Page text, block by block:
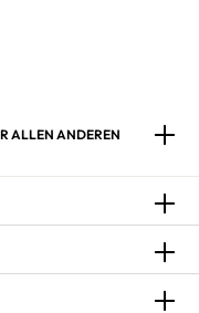
ALLEN ANDEREN